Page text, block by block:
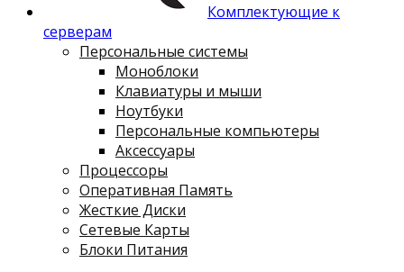
Комплектующие к
серверам
Персональные системы
Моноблоки
Клавиатуры и мыши
Ноутбуки
Персональные компьютеры
Аксессуары
Процессоры
Оперативная Память
Жесткие Диски
Сетевые Карты
Блоки Питания